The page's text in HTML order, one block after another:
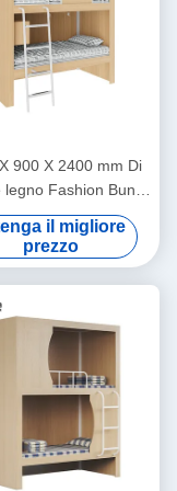
900 X 2400 mm Di
Fashion Bunk
For Youth Hostel
personalizzazione
il migliore
prezzo